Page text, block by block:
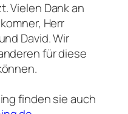
Vielen Dank an
Herr
David. Wir
für diese
finden sie auch